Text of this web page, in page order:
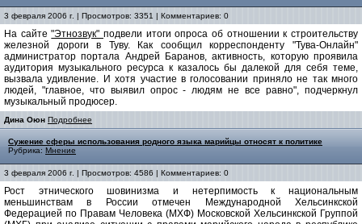
3 февраля 2006 г. | Просмотров: 3351 | Комментариев: 0
На сайте"Этнозвук"подвели итоги опроса об отношении к строительству
железной дороги в Туву. Как сообщил корреспонденту "Тува-Онлайн"
администратор портала Андрей Баранов, активность, которую проявила
аудитория музыкального ресурса к казалось бы далекой для себя теме,
вызвала удивление. И хотя участие в голосовании приняло не так много
людей, "главное, что выявил опрос - людям не все равно", подчеркнул
музыкальный продюсер.
Дина Оюн Подробнее
Сужение сферы использования родного языка марийцы относят к политике
Рубрика: Мнение
3 февраля 2006 г. | Просмотров: 4586 | Комментариев: 0
Рост этнического шовинизма и нетерпимость к национальным
меньшинствам в России отмечен Международной Хельсинкской
Федерацией по Правам Человека (МХФ) Московской Хельсинкской Группой